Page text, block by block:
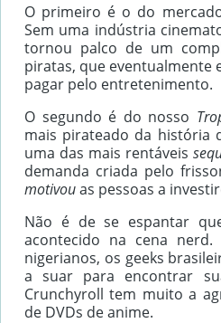
O primeiro é o do
Sem uma indústria
tornou palco de um
piratas, que eventualmente
pagar pelo entretenimento.
O segundo é do nosso
mais pirateado da história
uma das mais rentáveis
demanda criada pelo
motivouas pessoas a
Não é de se espantar
acontecido na cena
nigerianos, os geeks
a suar para encontrar
Crunchyroll tem muito a
de DVDs de anime.